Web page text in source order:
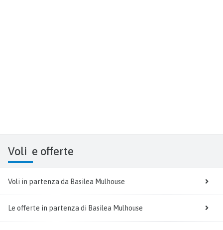
Voli e offerte
Voli in partenza da Basilea Mulhouse
Le offerte in partenza di Basilea Mulhouse